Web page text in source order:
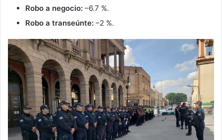
Robo a negocio: –6.7 %.
Robo a transeúnte: –2 %.